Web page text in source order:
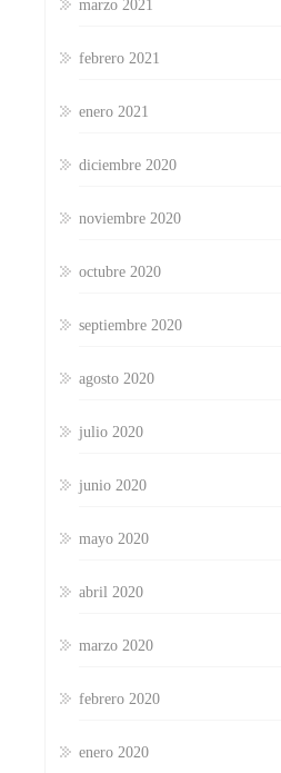
marzo 2021
febrero 2021
enero 2021
diciembre 2020
noviembre 2020
octubre 2020
septiembre 2020
agosto 2020
julio 2020
junio 2020
mayo 2020
abril 2020
marzo 2020
febrero 2020
enero 2020